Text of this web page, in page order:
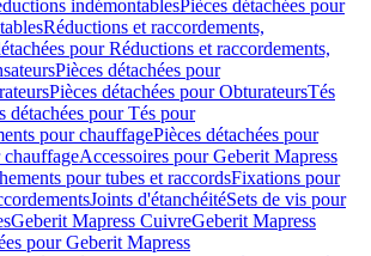
indémontablesPièces détachées pour
Réductions et raccordements,
pour Réductions et raccordements,
Pièces détachées pour
Pièces détachées pour ObturateursTés
détachées pour Tés pour
pour chauffagePièces détachées pour
chauffageAccessoires pour Geberit Mapress
pour tubes et raccordsFixations pour
Joints d'étanchéitéSets de vis pour
Geberit Mapress CuivreGeberit Mapress
pour Geberit Mapress